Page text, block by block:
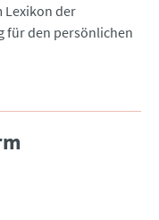
Lexikon der
für den persönlichen